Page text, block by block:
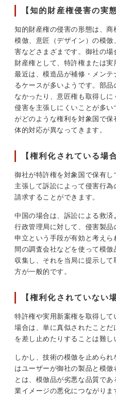
【知的財産権侵害の実
知的財産権の侵害の形態は、
模倣、意匠（デザイン）の模
害などさまざまです。御社の
財産権として、特許権または実
最近は、模造品が補修・メン
るケースが多いようです。部
なかったり、意匠権も取得しに
侵害を主張しにくいことが多
がどのような権利を対象国で
体的対応が異なってきます。
【権利化されている場
御社が特許権を対象国で保有
主張して訴訟によって侵害行
請求することができます。
中国の場合は、訴訟による救
行政管理局に対して、侵害製品
申立という手段が有効と考え
間の調査会社などを使って模
収集し、それを当局に提示して
方が一般的です。
【権利化されていない
特許権や実用新案権を取得し
場合は、単に真似されたこと
を差し止めたりすることは難し
しかし、技術の模倣を止めら
はユーザーが御社の製品と模倣
とは、模倣品が劣悪な品質で
業イメージの悪化につながりま